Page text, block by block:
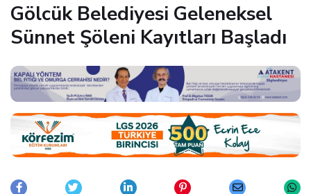
Gölcük Belediyesi Geleneksel
Sünnet Şöleni Kayıtları Başladı